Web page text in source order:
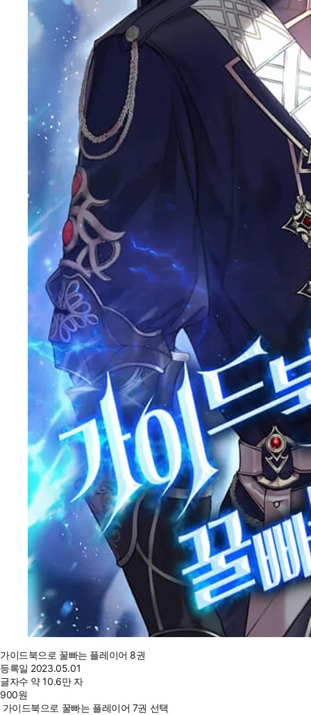
가이드북으로 꿀빠는 플레이어 8권
등록일 2023.05.01
글자수 약 10.6만 자
900원
가이드북으로 꿀빠는 플레이어 7권 선택